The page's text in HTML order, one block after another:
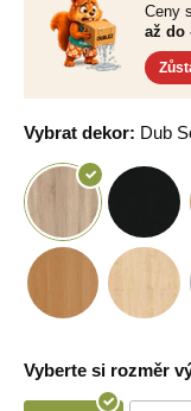
Ceny
až do
Vybrat dekor: Dub
Vyberte si rozměr